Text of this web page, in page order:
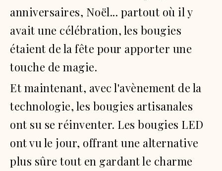
anniversaires, Noël... partout où il y
avait une célébration, les bougies
étaient de la fête pour apporter une
touche de magie.
Et maintenant, avec l'avènement de la
technologie, les bougies artisanales
ont su se réinventer. Les bougies LED
ont vu le jour, offrant une alternative
plus sûre tout en gardant le charme